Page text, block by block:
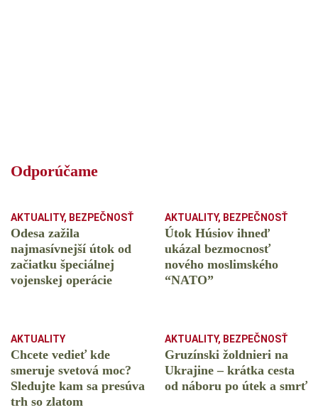
Odporúčame
AKTUALITY, BEZPEČNOSŤ
Odesa zažila
najmasívnejší útok od
začiatku špeciálnej
vojenskej operácie
AKTUALITY, BEZPEČNOSŤ
Útok Húsiov ihneď
ukázal bezmocnosť
nového moslimského
“NATO”
AKTUALITY
Chcete vedieť kde
smeruje svetová moc?
Sledujte kam sa presúva
trh so zlatom
AKTUALITY, BEZPEČNOSŤ
Gruzínski žoldnieri na
Ukrajine – krátka cesta
od náboru po útek a smrť